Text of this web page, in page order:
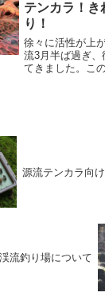
テンカラ！き
り！
徐々に活性が上
流3月半ば過ぎ、
てきました。こ
源流テンカラ向
流釣り場について